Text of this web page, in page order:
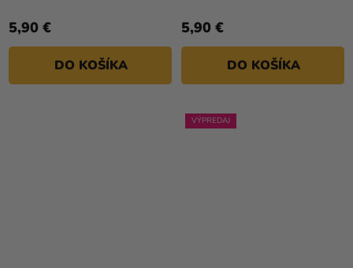
5,90 €
DO KOŠÍKA
5,90 €
DO KOŠÍKA
VÝPREDAJ